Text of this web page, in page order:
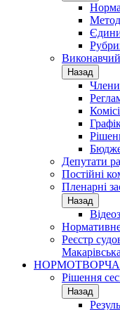
Виконавчий
Назад
Члени
Депутати
Постійні
Пленарні
Назад
Реєстр
НОРМОТВОРЧА
Рішення
Назад